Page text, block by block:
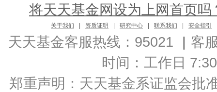
将天天基金网设为上网首页吗
关于我们 资质证明 研究中心 联系我们 安全指引
天天基金客服热线：95021 | 客
时间：工作日
郑重声明： 天天基金系证监会批